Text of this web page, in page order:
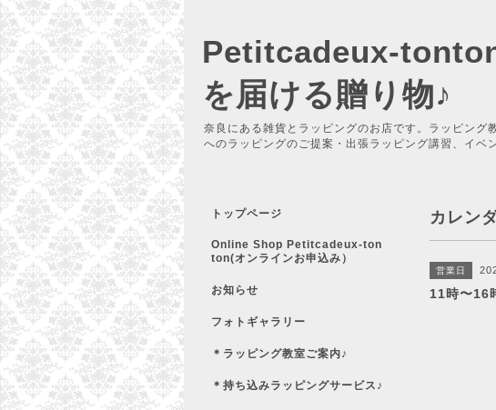
Petitcadeux-
を届ける贈り物♪
奈良にある雑貨とラッピングのお店です。ラッピング
へのラッピングのご提案・出張ラッピング講習、イベ
カレン
営業日
11時〜16
トップページ
Online Shop Petitcadeux-ton
ton(オンラインお申込み）
お知らせ
フォトギャラリー
＊ラッピング教室ご案内♪
＊持ち込みラッピングサービス♪